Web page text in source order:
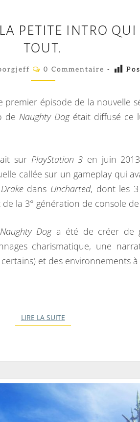
H
E
A
T
O
S
,
L
A
E
I
N
Q
PETITE INTRO
TOUT.
C
M
E
N
T
A
0 Commentaire -
épisode de la nouvelle
de Naughty Dogétait diffusé ce
sur PlayStation 3 en juin
callée sur un gameplay qui
dans Uncharted, dont les 3
la 3° génération de console de
Naughty Doga été de créer de
charismatique, une
et des environnements
LIRE LA SUITE